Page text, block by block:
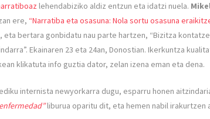
lehendabiziko aldiz entzun eta idatzi nuela.
ere, “Narratiba eta osasuna: Nola sortu osasuna
eta bertara gonbidatu nau parte hartzen, “Bizitza
Ekainaren 23 eta 24an, Donostian. Ikerkuntza
klikatuta info guztia dator, zelan izena eman eta dena.
internista newyorkarra dugu, esparru honen
liburua oparitu dit, eta hemen nabil irakurtzen